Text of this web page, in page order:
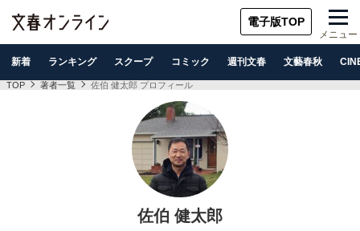
電子版TOP
メニュー
新着 ランキング スクープ コミック 週刊文春 文藝春秋
TOP 著者一覧 佐伯 健太郎 プロフィール
佐伯 健太郎